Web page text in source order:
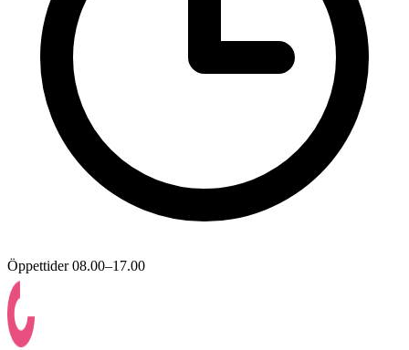
Öppettider 08.00–17.00